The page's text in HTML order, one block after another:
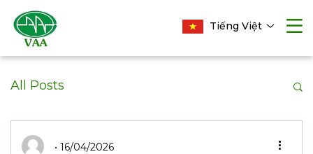
Tiếng Việt
All Posts
16/04/2026